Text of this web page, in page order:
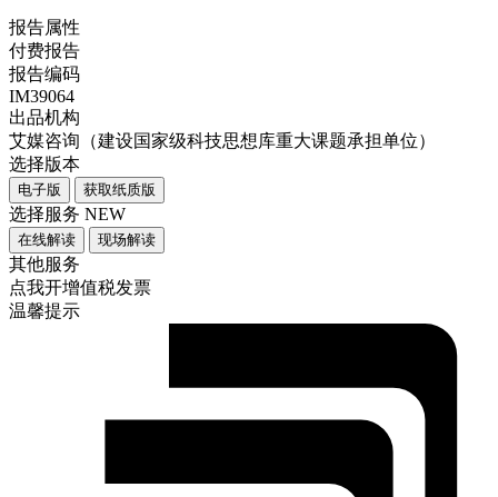
报告属性
付费报告
报告编码
IM39064
出品机构
艾媒咨询（建设国家级科技思想库重大课题承担单位）
选择版本
电子版 获取纸质版
选择服务 NEW
在线解读 现场解读
其他服务
点我开增值税发票
温馨提示